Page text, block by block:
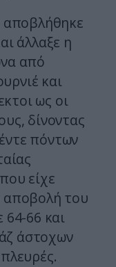
αποβλήθηκε
άλλαξε η
από
και
ως οι
δίνοντας
πόντων
είχε
αποβολή του
64-66 και
άστοχων